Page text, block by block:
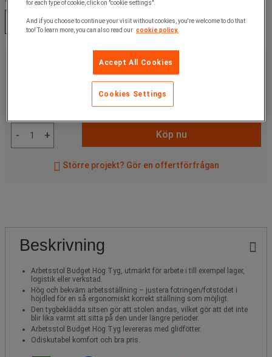
Blå Grå
exkl. moms
-
+ Köp nu
Större projekt? Gör en offertförfrågan
Beskrivning
Arbetsstol Budget Hög Tyg, utmärkt för arbete i till exempel lager,
logistik eller verkstad.
Hög och bekväm arbetsställning – justera fotringen/fotstödet i
höjdled för en så ergonomiskt korrekt ställning som möjligt.
Den tygbeklädda sitsen gör att stolen andas, vilket gör att det inte
blir lika varmt att sitta på den under längre perioder.
Arbetsstol Budget Hög Tyg levereras med glidfötter.
Odiskutabel komfort och bra pris.
for each type of cookie, click on "cookie settings".
And if you choose to continue your visit without cookies, you're welcome to do that
too! To learn more, you can also read our cookie policy.
Accept All Cookies
Cookies Settings